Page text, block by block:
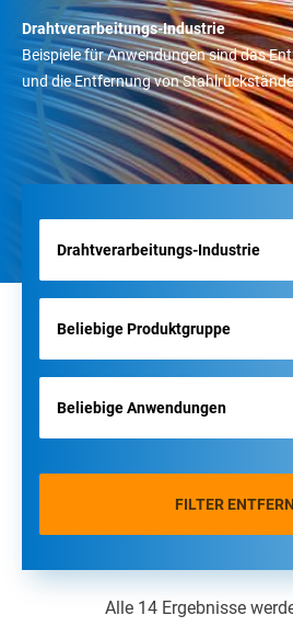
Drahtverarbeitungs-Industrie
Beispiele für Anwendungen sind das
und die Entfernung von
FILTER
Alle 14 Ergebnisse